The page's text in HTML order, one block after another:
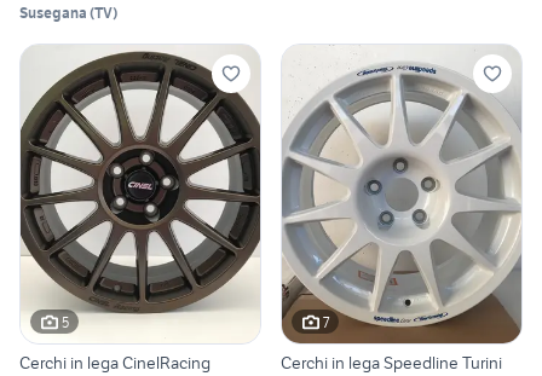
Susegana (TV)
5
Cerchi in lega CinelRacing
7
Cerchi in lega Speedline Turini